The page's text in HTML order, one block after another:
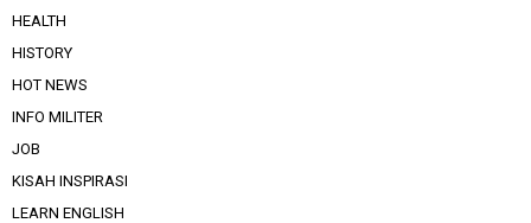
HEALTH
HISTORY
HOT NEWS
INFO MILITER
JOB
KISAH INSPIRASI
LEARN ENGLISH